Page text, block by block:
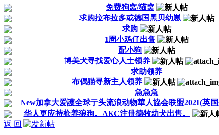
免费狗窝/猫窝
求购拉布拉多或德国黑贝幼崽
求购
1周小鸡仔出售
配小狗
博美犬寻找爱心人士领养
求助领养
布偶猫寻新主人领养
急急急
New加拿大爱護全球亍头流浪动物華人協会联盟2021(英
华人更应持枪养狼狗。AKC注册德牧幼犬出售。
返 回